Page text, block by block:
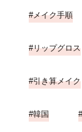
メイク手順
リップグロス
引き算メイク
韓国